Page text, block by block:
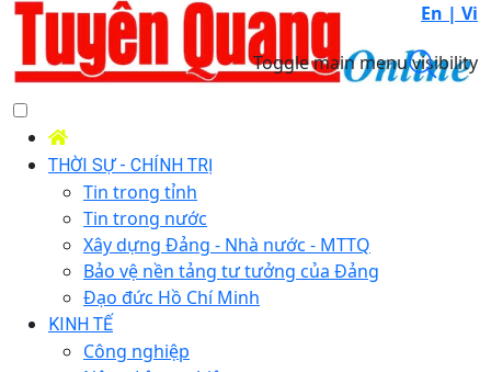
En | Vi
Toggle main menu visibility
THỜI SỰ - CHÍNH TRỊ
Tin trong tỉnh
Tin trong nước
Xây dựng Đảng - Nhà nước - MTTQ
Bảo vệ nền tảng tư tưởng của Đảng
Đạo đức Hồ Chí Minh
KINH TẾ
Công nghiệp